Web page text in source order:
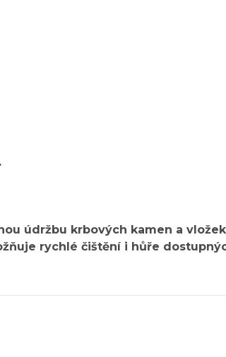
údržbu krbových kamen a vložek
rychlé čištění i hůře